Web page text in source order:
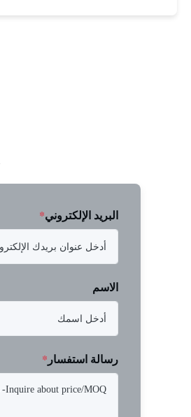
البريد الإلكتروني*
الاسم
رسالة استفسار *